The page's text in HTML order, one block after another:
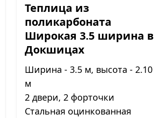
Теплица из
поликарбоната
Широкая 3.5 ширина в
Докшицах
Ширина - 3.5 м, высота - 2.10
м
2 двери, 2 форточки
Стальная оцинкованная